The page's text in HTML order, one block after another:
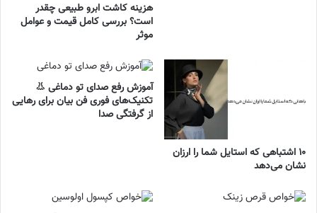
هزینه کاشت ابرو طبیعی چقدر
است؟ بررسی کامل قیمت و عوامل
موثر
۱۰ اشتباهی که استایل شما را ارزان
نشان می‌دهد
آموزش رفع صدای تو دماغی 👃
تکنیک‌های فوری فن بیان برای رهایی
از گرفتگی صدا